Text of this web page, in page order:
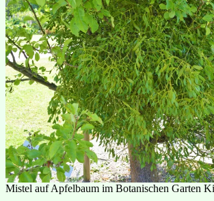
Mistel auf Apfelbaum im Botanischen Garten